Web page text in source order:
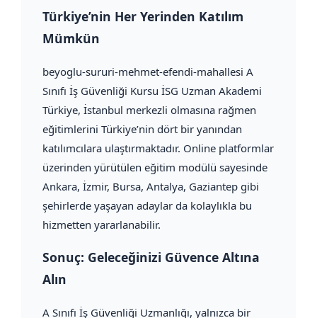
Türkiye’nin Her Yerinden Katılım
Mümkün
beyoglu-sururi-mehmet-efendi-mahallesi A
Sınıfı İş Güvenliği Kursu İSG Uzman Akademi
Türkiye, İstanbul merkezli olmasına rağmen
eğitimlerini Türkiye’nin dört bir yanından
katılımcılara ulaştırmaktadır. Online platformlar
üzerinden yürütülen eğitim modülü sayesinde
Ankara, İzmir, Bursa, Antalya, Gaziantep gibi
şehirlerde yaşayan adaylar da kolaylıkla bu
hizmetten yararlanabilir.
Sonuç: Geleceğinizi Güvence Altına
Alın
A Sınıfı İş Güvenliği Uzmanlığı, yalnızca bir